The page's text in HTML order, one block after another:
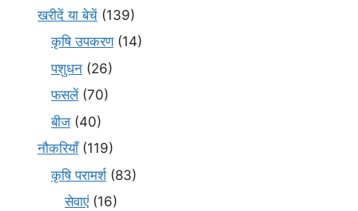
खरीदें या बेचें (139)
कृषि उपकरण(14)
पशुधन (26)
फसलें(70)
बीज (40)
नौकरियाँ(119)
कृषि परामर्श(83)
सेवाएं(16)